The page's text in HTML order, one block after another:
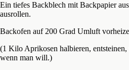
Ein tiefes Backblech mit Backpapier
ausrollen.
Backofen auf 200 Grad Umluft
(1 Kilo Aprikosen halbieren,
wenn man will.)